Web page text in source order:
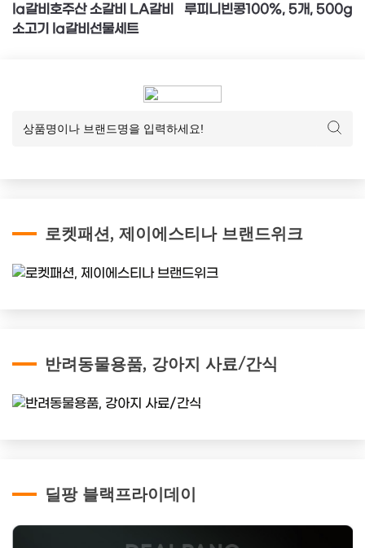
la갈비호주산 소갈비 LA갈비
소고기 la갈비선물세트
루피니빈콩100%, 5개, 500g
로켓패션, 제이에스티나 브랜드위크
반려동물용품, 강아지 사료/간식
딜팡 블랙프라이데이